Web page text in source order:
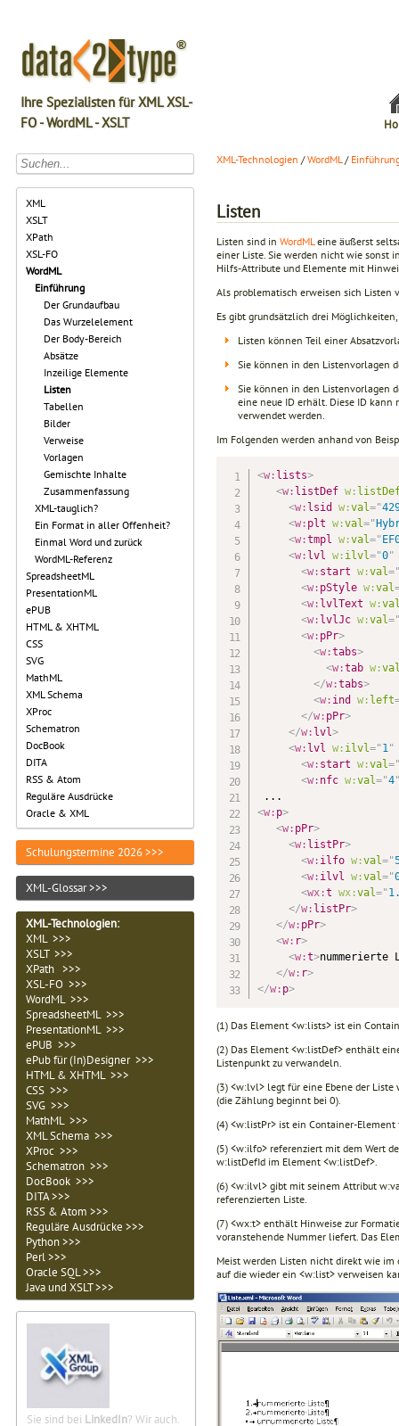
Ihre Spezialisten für XML XSL-
FO - WordML - XSLT
XML
XSLT
XPath
XSL-FO
WordML
Einführung
Der Grundaufbau
Das Wurzelelement
Der Body-Bereich
Absätze
Inzeilige Elemente
Listen
Tabellen
Bilder
Verweise
Vorlagen
Gemischte Inhalte
Zusammenfassung
XML-tauglich?
Ein Format in aller Offenheit?
Einmal Word und zurück
WordML-Referenz
SpreadsheetML
PresentationML
ePUB
HTML & XHTML
CSS
SVG
MathML
XML Schema
XProc
Schematron
DocBook
DITA
RSS & Atom
Reguläre Ausdrücke
Oracle & XML
Schulungstermine 2026 >>>
XML-Glossar >>>
XML-Technologien:
XML >>>
XSLT >>>
XPath >>>
XSL-FO >>>
WordML >>>
SpreadsheetML >>>
PresentationML >>>
ePUB >>>
ePub für (In)Designer >>>
HTML & XHTML >>>
CSS >>>
SVG >>>
MathML >>>
XML Schema >>>
XProc >>>
Schematron >>>
DocBook >>>
DITA >>>
RSS & Atom >>>
Reguläre Ausdrücke >>>
Python >>>
Perl >>>
Oracle SQL >>>
Java und XSLT >>>
Sie sind bei LinkedIn? Wir auch.
XML-Technologien /WordML/
Listen
Listen sind in WordML eine äußerst
einer Liste. Sie werden nicht wie sonst
Hilfs-Attribute und Elemente mit
Als problematisch erweisen sich Listen
Es gibt grundsätzlich drei
Listen können Teil einer
Sie können in den Listenvorlagen
Sie können in den Listenvorlagen
eine neue ID erhält. Diese ID kann
verwendet werden.
Im Folgenden werden anhand von
<w: lists>
<w: listDef w:
<w: lsid w:val="
<w: plt w:val="
<w:tmpl w:val="
<w: lvl w: ilvl="0"
<w: start w:val=
<w: pStyle w:val
<w: lvlText w:
<w: lvlJc w:val=
<w: pPr>
<w:tabs>
<w:tab w:
</w:tabs>
<w: ind w: left
</w: pPr>
</w: lvl>
<w: lvl w: ilvl="1"
<w: start w:val=
<w: nfc w:val="4
<w: p>
<w: pPr>
<w: listPr>
<w: ilfo w:val="
<w: ilvl w:val="
<wx:t wx:val="
</w: listPr>
</w: pPr>
<w: r>
<w:t>nummerierte
</w: r>
</w: p>
(1) Das Element <w:lists> ist ein
(2) Das Element <w:listDef> enthält
Listenpunkt zu verwandeln.
(3) <w:lvl> legt für eine Ebene der
(die Zählung beginnt bei 0).
(4) <w:listPr> ist ein Container-
(5) <w:ilfo> referenziert mit dem Wert
w:listDefId im Element <w:listDef>.
(6) <w:ilvl> gibt mit seinem Attribut
referenzierten Liste.
(7) <wx:t> enthält Hinweise zur
voranstehende Nummer liefert. Das
Meist werden Listen nicht direkt wie
auf die wieder ein <w:list> verweisen